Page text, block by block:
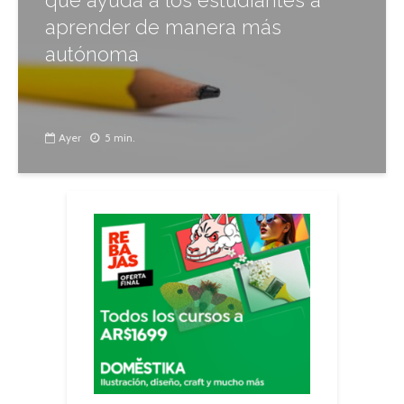
aprender de manera más
autónoma
Ayer 5 min.